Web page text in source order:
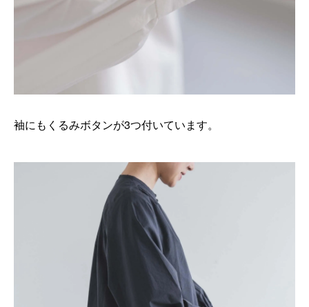
袖にもくるみボタンが3つ付いています。